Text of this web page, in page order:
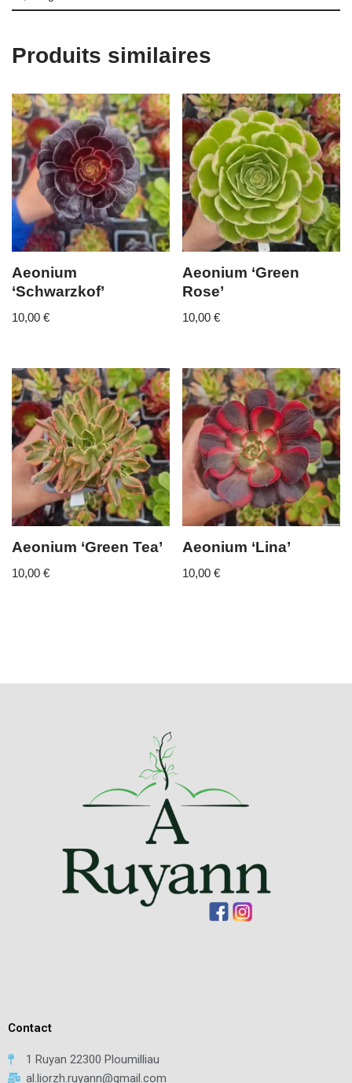
Produits similaires
Aeonium
‘Schwarzkof’
10,00 €
Aeonium ‘Green
Rose’
10,00€
Aeonium ‘Green Tea’
10,00 €
Aeonium ‘Lina’
10,00€
Contact
1 Ruyan 22300 Ploumilliau
al.liorzh.ruyann@gmail.com